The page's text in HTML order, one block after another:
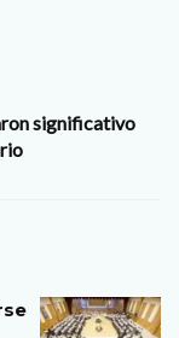
significativo